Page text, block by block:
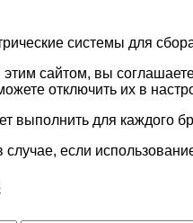
системы для
сайтом, вы
отключить их в
выполнить для каждого
если